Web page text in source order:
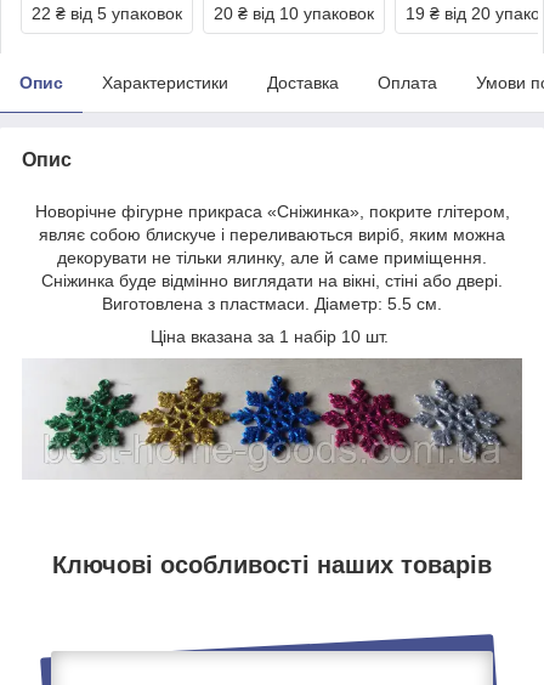
22 ₴ від 5 упаковок 20 ₴ від 10 упаковок 19 ₴ від 20
Опис Характеристики Доставка Оплата Умови
Опис
Новорічне фігурне прикраса «Сніжинка», покрите глітером,
являє собою блискуче і переливаються виріб, яким можна
декорувати не тільки ялинку, але й саме приміщення.
Сніжинка буде відмінно виглядати на вікні, стіні або двері.
Виготовлена з пластмаси. Діаметр: 5.5 см.
Ціна вказана за 1 набір 10 шт.
Ключові особливості наших товарів